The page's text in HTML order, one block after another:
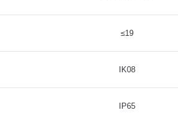
≤19
IK08
IP65